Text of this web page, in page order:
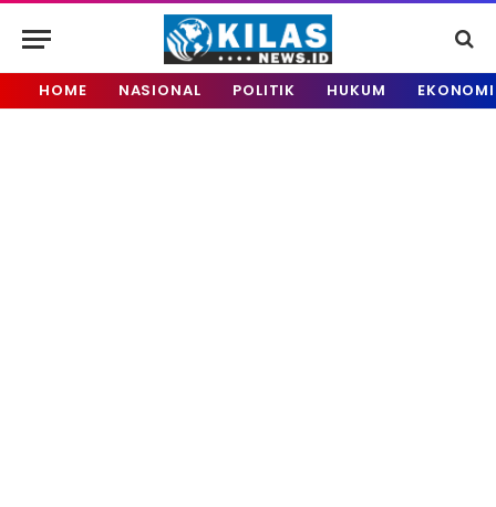
HOME NASIONAL POLITIK HUKUM EKONOMI